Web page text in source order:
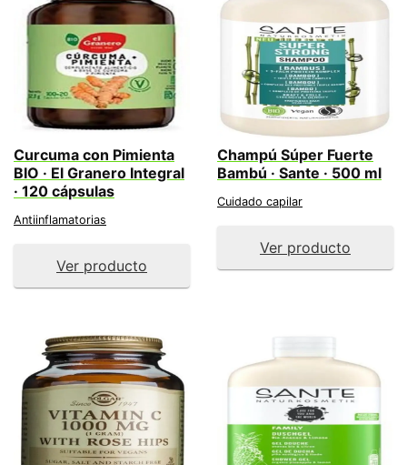
Curcuma con Pimienta
BIO · El Granero Integral
· 120 cápsulas
Antiinflamatorias
Ver producto
Champú Súper Fuerte
Bambú · Sante · 500 ml
Cuidado capilar
Ver producto